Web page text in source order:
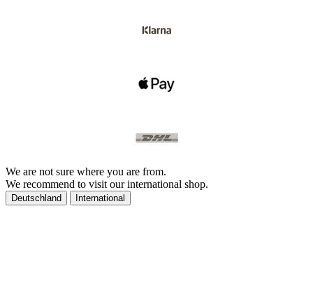
We are not sure where you are from.
We recommend to visit our international shop.
Deutschland International